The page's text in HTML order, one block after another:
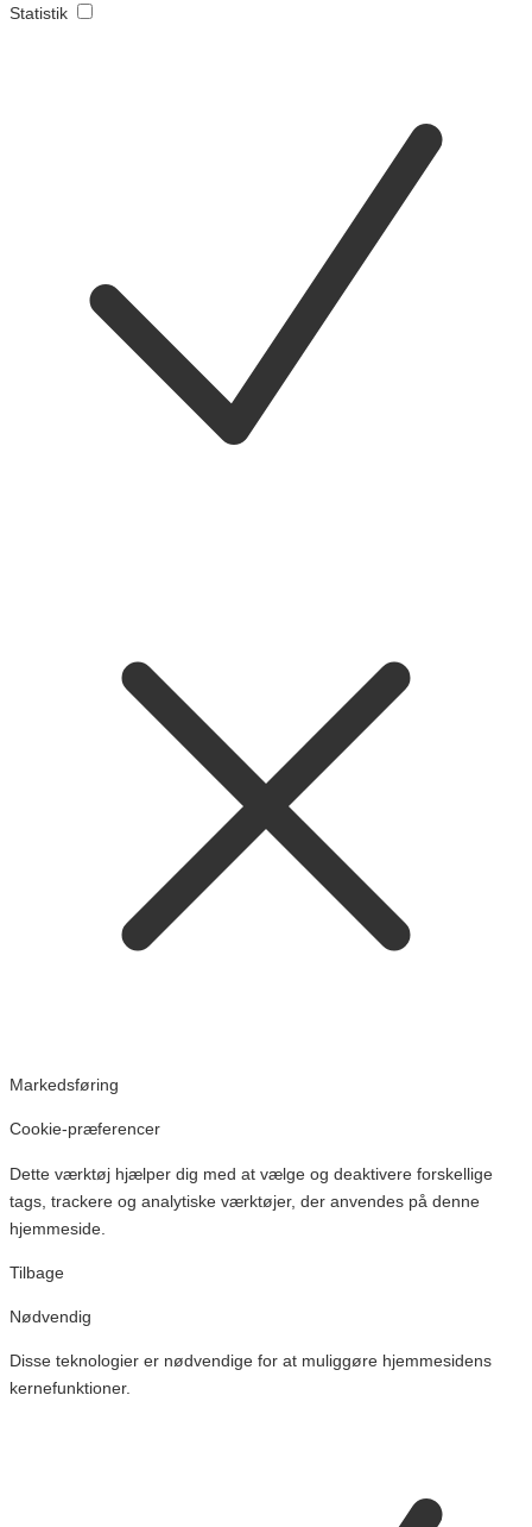
Statistik
Markedsføring
Cookie-præferencer
Dette værktøj hjælper dig med at vælge og deaktivere forskellige
tags, trackere og analytiske værktøjer, der anvendes på denne
hjemmeside.
Tilbage
Nødvendig
Disse teknologier er nødvendige for at muliggøre hjemmesidens
kernefunktioner.